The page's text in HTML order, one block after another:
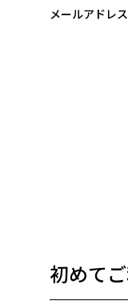
メールアドレ
初めて